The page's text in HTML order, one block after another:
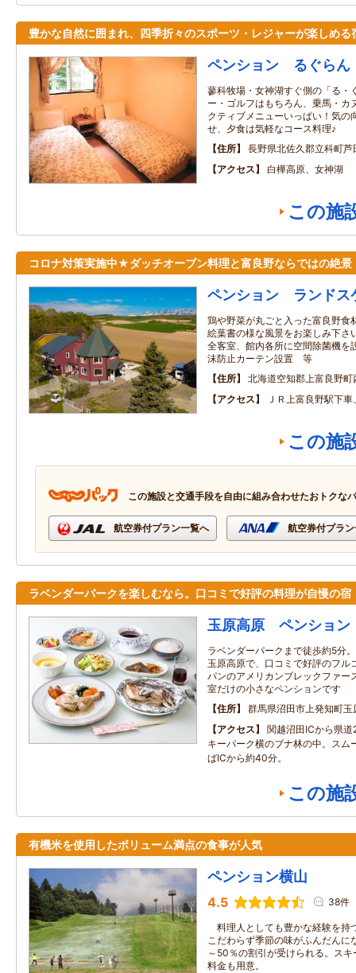
豊かな自然に囲まれ、四季折々のスポーツ・レジャーが楽しめる
ペンション るぐらん
蓼科牧場・女神湖すぐ側の「る・
ー・ゴルフはもちろん、乗馬・カ
クティブメニューいっぱい！気の
せ、夕食は気軽なコース料理♪
住所
長野県北佐久郡立科町
アクセス
白樺高原、女神湖
この施
コロナ対策実施中★ダッチオーブン料理と富良野ならではの絶景
ペンション ランドス
鶏や野菜が丸ごと入った富良野食
絵葉書の様な風景をお楽しみ下さ
全客室、館内各所に空間除菌機を
沫防止カーテン設置 等
住所
北海道空知郡上富良野
アクセス
ＪＲ上富良野駅下
この施
この施設と交通手段を自由に組み合わせたおトクな
航空券付プラン一覧へ 航空券付プラ
ラベンダーパークを楽しむなら。口コミで好評の料理が自慢の宿
玉原高原 ペンショ
ラベンダーパークまで徒歩約5分
玉原高原で、口コミで好評のフル
パンのアメリカンブレックファー
室だけの小さなペンションです
住所
群馬県沼田市上発知町
アクセス
関越沼田ICから県
キーパーク横のブナ林の中。スム
ばICから約40分。
この施
有機米を使用したボリューム満点の食事が人気
ペンション横山
4.5 38件
料理人としても豊かな経験を持
こだわらず季節の味がふんだんに
～50％の割引が受けられる。ス
料金も用意。